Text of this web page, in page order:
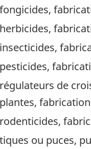
fongicides,
herbicides,
insecticides,
pesticides,
régulateurs de
plantes, fabrication
rodenticides,
tiques ou puces,